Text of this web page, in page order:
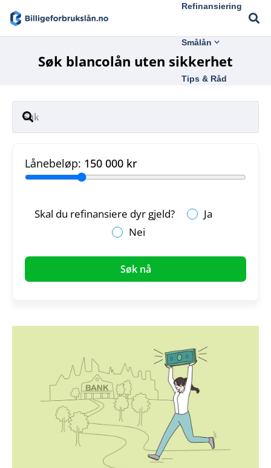
Refinansiering
Smålån
Tips & Råd
Søk blancolån uten sikkerhet
Lånebeløp: 150 000 kr
Skal du refinansiere dyr gjeld?
Ja
Nei
Søk nå